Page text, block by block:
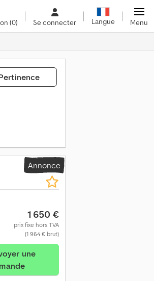
(0) Se connecter Langue Menu
Annonce
1 650 €
prix fixe hors TVA
(1 964 € brut)